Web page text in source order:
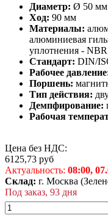
Диаметр: Ø 50 мм
Ход: 90 мм
Материалы:
алюминиевая
уплотнения - NBR
Стандарт: DIN/
Рабочее
Поршень:
Тип действия:
Демпфирование:
Рабочая
Цена без НДС:
6125,73 руб
Актуальность: 08:00,
Склад: г. Москва
Под заказ, 93 дня